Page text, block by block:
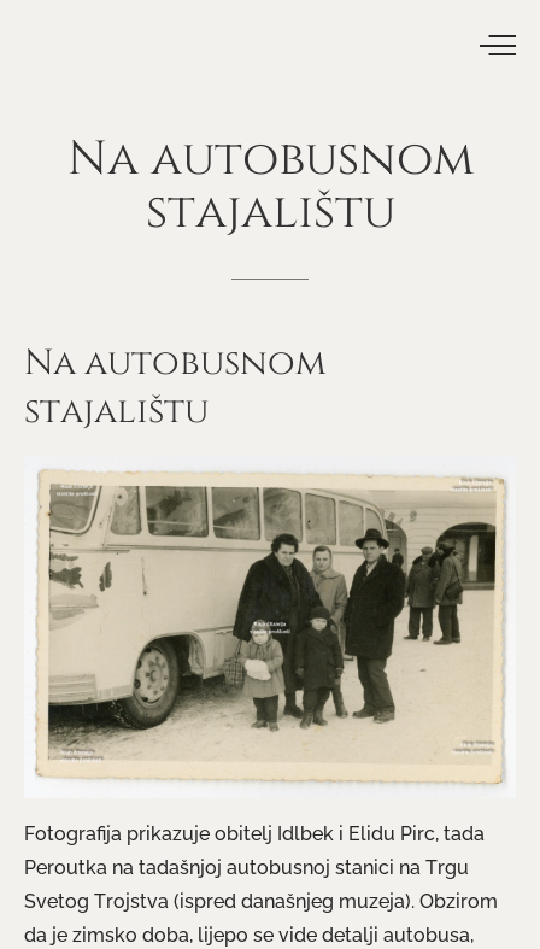
Naautobusnom
stajalištu
Na autobusnom
stajalištu
Fotografija prikazuje obitelj Idlbek i Elidu Pirc, tada
Peroutka na tadašnjoj autobusnoj stanici na Trgu
Svetog Trojstva (ispred današnjeg muzeja). Obzirom
da je zimsko doba, lijepo se vide detalji autobusa,